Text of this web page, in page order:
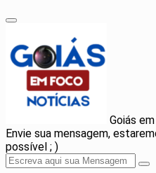
Goiás
Envie sua mensagem,
possível ; )